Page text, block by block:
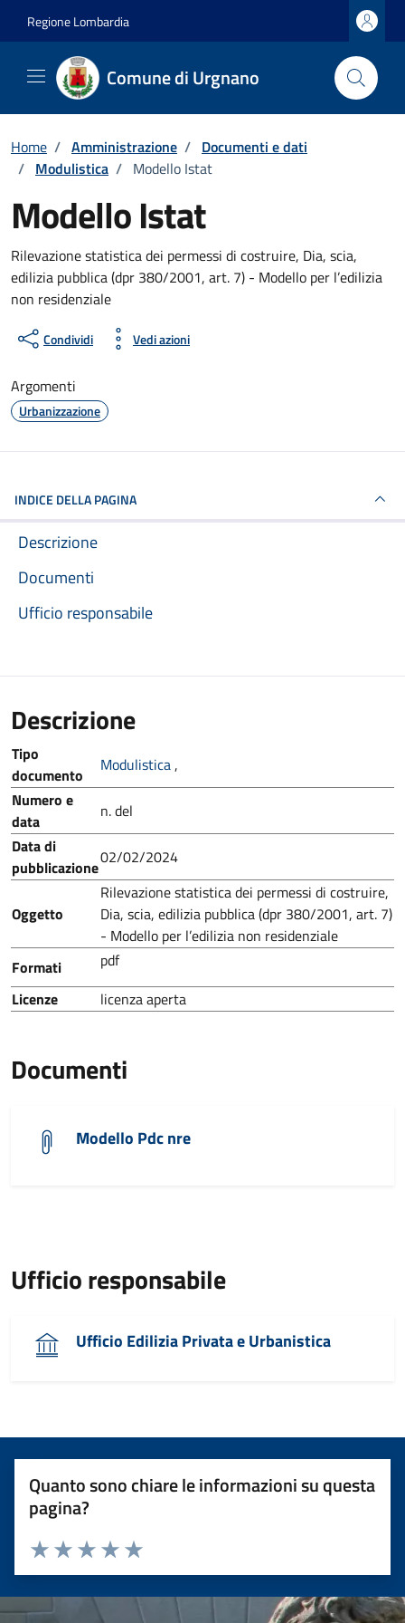
Regione Lombardia
Comune di Urgnano
Home / Amministrazione / Documenti e dati
/ Modulistica / Modello Istat
Modello Istat
Dettagli del documento
Rilevazione statistica dei permessi di costruire, Dia, scia,
edilizia pubblica (dpr 380/2001, art. 7) - Modello per l’edilizia
non residenziale
Condividi Vedi azioni
Argomenti
Urbanizzazione
INDICE DELLA PAGINA
Descrizione
Documenti
Ufficio responsabile
Descrizione
Tipo
documento
Modulistica,
Numero e
data
n. del
Data di
pubblicazione02/02/2024
Oggetto
Rilevazione statistica dei permessi di costruire,
Dia, scia, edilizia pubblica (dpr 380/2001, art. 7)
- Modello per l’edilizia non residenziale
Formati
pdf
Licenze
licenza aperta
Documenti
Modello Pdc nre
Ufficio responsabile
Ufficio Edilizia Privata e Urbanistica
Quanto sono chiare le informazioni su questa
pagina?
Valuta 5 stelle su 5
Valuta 4 stelle su 5
Valuta 3 stelle su 5
Valuta 2 stelle su 5
Valuta 1 stelle su 5